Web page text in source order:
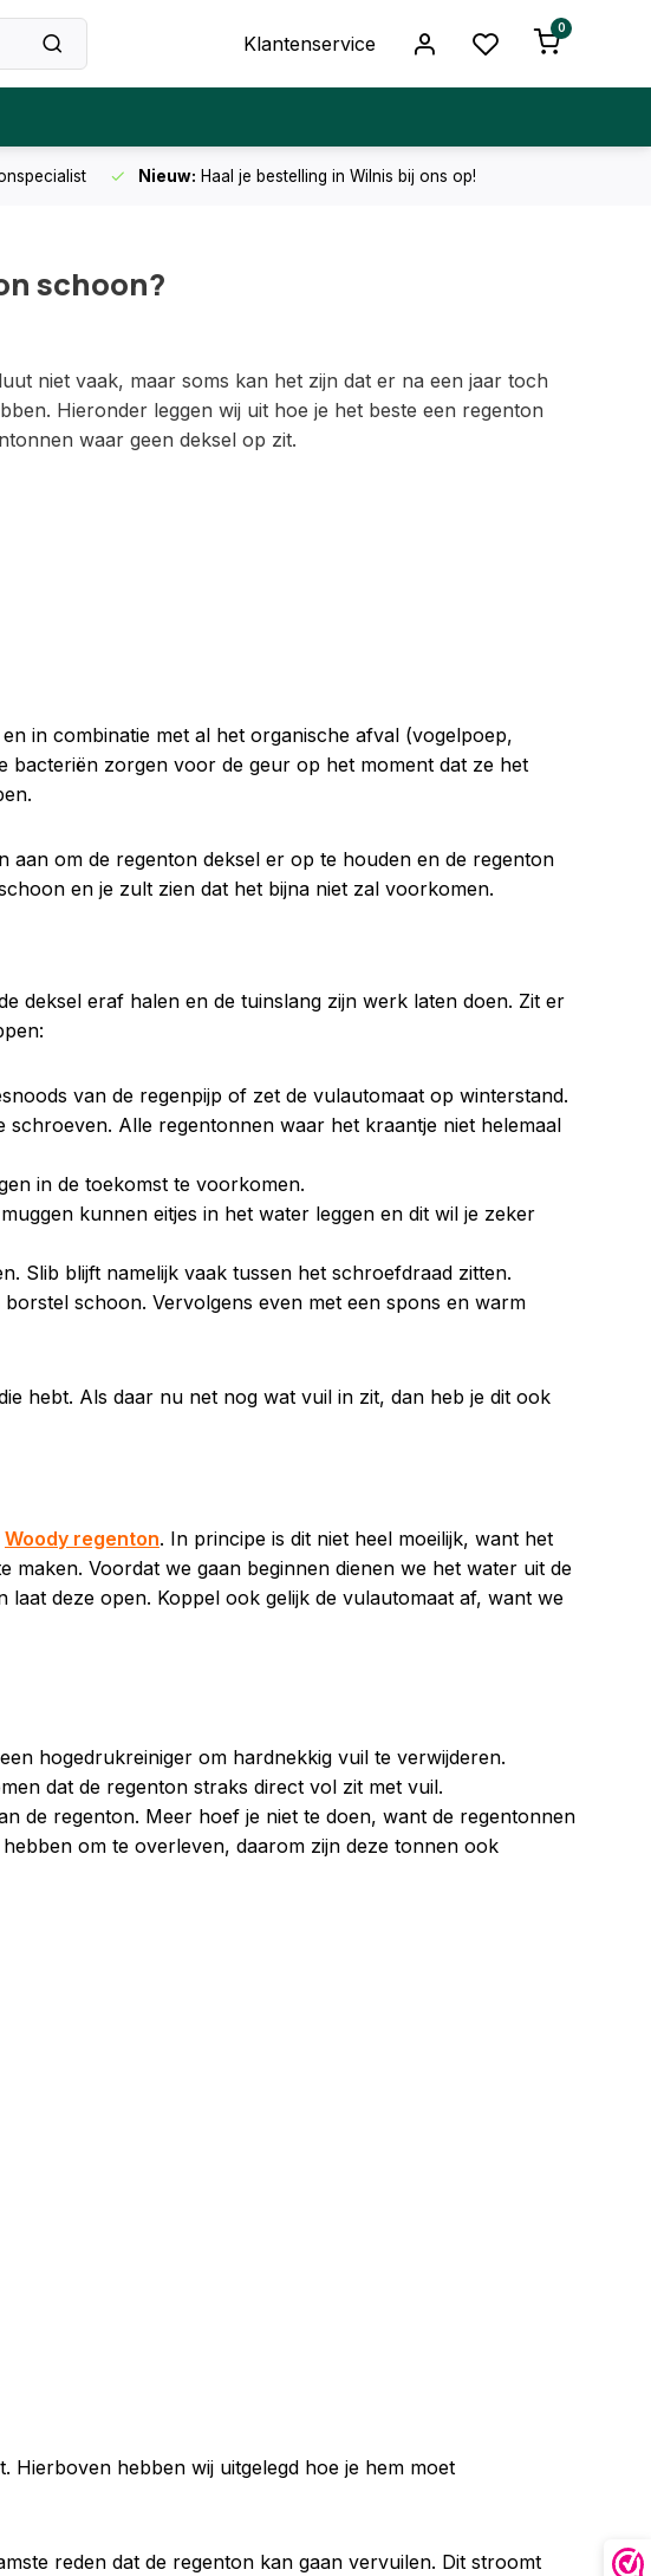
Klantenservice
0
Nieuw: Haal je bestelling in Wilnis bij ons op!
schoon?
niet vaak, maar soms kan het zijn dat er na een jaar toch
Hieronder leggen wij uit hoe je het beste een regenton
waar geen deksel op zit.
in combinatie met al het organische afval (vogelpoep,
bacteriën zorgen voor de geur op het moment dat ze het
aan om de regenton deksel er op te houden en de regenton
en je zult zien dat het bijna niet zal voorkomen.
deksel eraf halen en de tuinslang zijn werk laten doen. Zit er
van de regenpijp of zet de vulautomaat op winterstand.
Alle regentonnen waar het kraantje niet helemaal
in de toekomst te voorkomen.
kunnen eitjes in het water leggen en dit wil je zeker
Slib blijft namelijk vaak tussen het schroefdraad zitten.
schoon. Vervolgens even met een spons en warm
hebt. Als daar nu net nog wat vuil in zit, dan heb je dit ook
Woody regenton. In principe is dit niet heel moeilijk, want het
Voordat we gaan beginnen dienen we het water uit de
deze open. Koppel ook gelijk de vulautomaat af, want we
hogedrukreiniger om hardnekkig vuil te verwijderen.
dat de regenton straks direct vol zit met vuil.
de regenton. Meer hoef je niet te doen, want de regentonnen
om te overleven, daarom zijn deze tonnen ook
hebben wij uitgelegd hoe je hem moet
reden dat de regenton kan gaan vervuilen. Dit stroomt